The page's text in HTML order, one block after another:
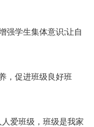
强学生集体意识;让自
，促进班级良好班
爱班级，班级是我家